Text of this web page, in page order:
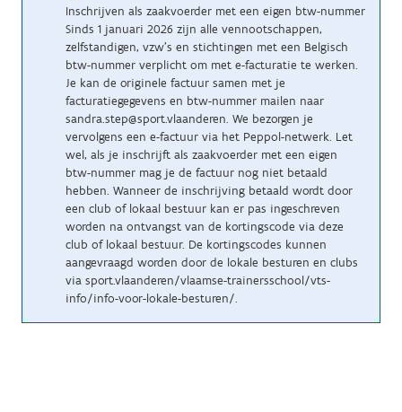
Inschrijven als zaakvoerder met een eigen btw-nummer
Sinds 1 januari 2026 zijn alle vennootschappen,
zelfstandigen, vzw’s en stichtingen met een Belgisch
btw-nummer verplicht om met e-facturatie te werken.
Je kan de originele factuur samen met je
facturatiegegevens en btw-nummer mailen naar
sandra.step@sport.vlaanderen. We bezorgen je
vervolgens een e-factuur via het Peppol-netwerk. Let
wel, als je inschrijft als zaakvoerder met een eigen
btw-nummer mag je de factuur nog niet betaald
hebben. Wanneer de inschrijving betaald wordt door
een club of lokaal bestuur kan er pas ingeschreven
worden na ontvangst van de kortingscode via deze
club of lokaal bestuur. De kortingscodes kunnen
aangevraagd worden door de lokale besturen en clubs
via sport.vlaanderen/vlaamse-trainersschool/vts-
info/info-voor-lokale-besturen/.